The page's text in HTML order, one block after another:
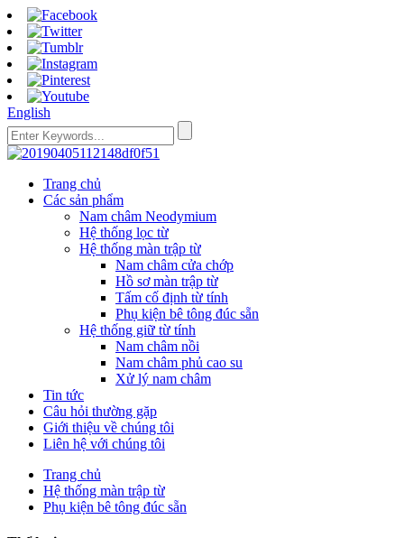
English
Trang chủ
Các sản phẩm
Nam châm Neodymium
Hệ thống lọc từ
Hệ thống màn trập từ
Nam châm cửa chớp
Hồ sơ màn trập từ
Tấm cố định từ tính
Phụ kiện bê tông đúc sẵn
Hệ thống giữ từ tính
Nam châm nồi
Nam châm phủ cao su
Xử lý nam châm
Tin tức
Câu hỏi thường gặp
Giới thiệu về chúng tôi
Liên hệ với chúng tôi
Trang chủ
Hệ thống màn trập từ
Phụ kiện bê tông đúc sẵn